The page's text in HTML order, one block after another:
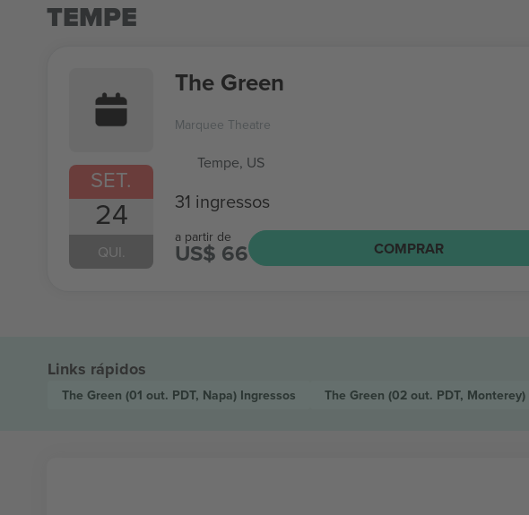
TEMPE
SET.
24
QUI.
The Green
Marquee Theatre
Tempe, US
31 ingressos
a partir de
US$ 66 COMPRAR
Links rápidos
The Green (01 out. PDT, Napa) Ingressos The Green (02 out. PDT, Monterey)